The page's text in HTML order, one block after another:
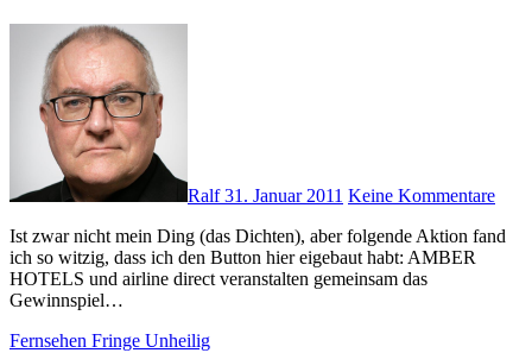
Ralf31. Januar 2011 Keine Kommentare
Ist zwar nicht mein Ding (das Dichten), aber folgende Aktion fand
ich so witzig, dass ich den Button hier eigebaut habt: AMBER
HOTELS und airline direct veranstalten gemeinsam das
Gewinnspiel…
Fernsehen Fringe Unheilig